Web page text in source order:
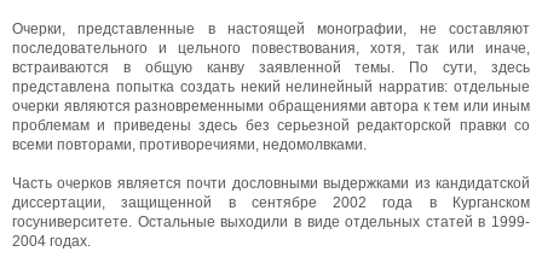
Очерки, представленные в настоящей монографии, не составляют
последовательного и цельного повествования, хотя, так или иначе,
встраиваются в общую канву заявленной темы. По сути, здесь
представлена попытка создать некий нелинейный нарратив: отдельные
очерки являются разновременными обращениями автора к тем или иным
проблемам и приведены здесь без серьезной редакторской правки со
всеми повторами, противоречиями, недомолвками.
Часть очерков является почти дословными выдержками из кандидатской
диссертации, защищенной в сентябре 2002 года в Курганском
госуниверситете. Остальные выходили в виде отдельных статей в 1999-
2004 годах.